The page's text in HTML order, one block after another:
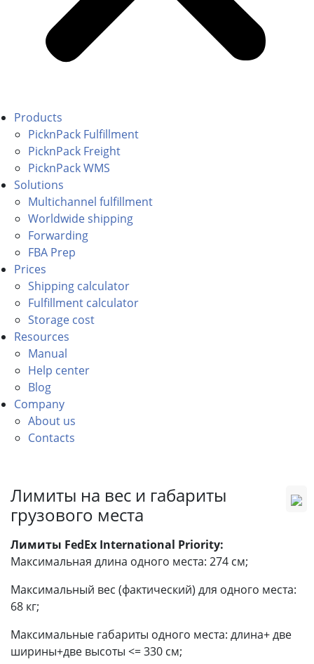
Products
PicknPack Fulfillment
PicknPack Freight
PicknPack WMS
Solutions
Multichannel fulfillment
Worldwide shipping
Forwarding
FBA Prep
Prices
Shipping calculator
Fulfillment calculator
Storage cost
Resources
Manual
Help center
Blog
Company
About us
Contacts
Лимиты на вес и габариты
грузового места
Лимиты FedEx International Priority:
Максимальная длина одного места: 274 см;
Максимальный вес (фактический) для одного места:
68 кг;
Максимальные габариты одного места: длина+ две
ширины+две высоты <= 330 см;